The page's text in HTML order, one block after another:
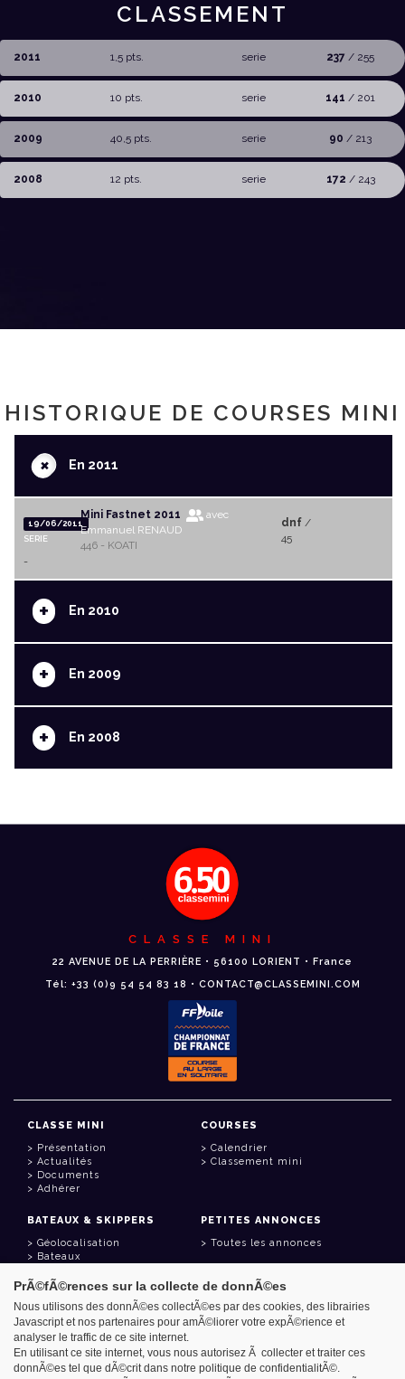
CLASSEMENT
2011 1,5 pts. serie 237 / 255
2010 10 pts. serie 141 / 201
2009 40,5 pts. serie 90 / 213
2008 12 pts. serie 172 / 243
HISTORIQUE DE COURSES MINI
+En 2011
19/06/2011
SERIE
Mini Fastnet 2011
avec
Emmanuel RENAUD
446 - KOATI
dnf/
45
-
+ En 2010
+ En 2009
+ En 2008
CLASSE MINI
22 AVENUE DE LA PERRIÈRE • 56100 LORIENT • France
Tél: +33 (0)9 54 54 83 18 • CONTACT@CLASSEMINI.COM
CLASSE MINI
Présentation
Actualités
Documents
Adhérer
COURSES
Calendrier
Classement mini
BATEAUX & SKIPPERS
Géolocalisation
Bateaux
PETITES ANNONCES
Toutes les annonces
LIENS UTILES
Espace adhérent
Contact
Carnet d'adresses
Goodies
PrÃ©fÃ©rences sur la collecte de donnÃ©es
Nous utilisons des donnÃ©es collectÃ©es par des cookies, des librairies
Javascript et nos partenaires pour amÃ©liorer votre expÃ©rience et
analyser le traffic de ce site internet.
En utilisant ce site internet, vous nous autorisez Ã collecter et traiter ces
donnÃ©es tel que dÃ©crit dans notre politique de confidentialitÃ©.